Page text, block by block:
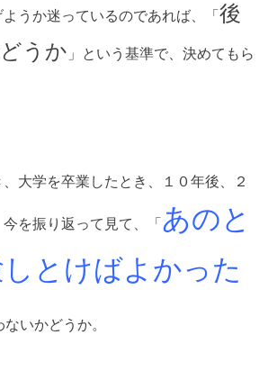
うか迷っているのであれば、「後
うか 」という基準で、決めてもら
大学を卒業したとき、１０年後、２
を振り返って見て、「あのと
とけばよかった
ないかどうか。